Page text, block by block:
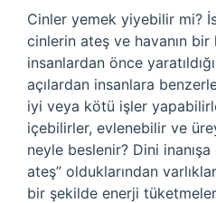
Cinler yemek yiyebilir mi?
cinlerin ateş ve havanın bir
insanlardan önce
açılardan insanlara
iyi veya kötü işler
içebilirler, evlenebilir ve
neyle beslenir? Dini
ateş” olduklarından
bir şekilde enerji